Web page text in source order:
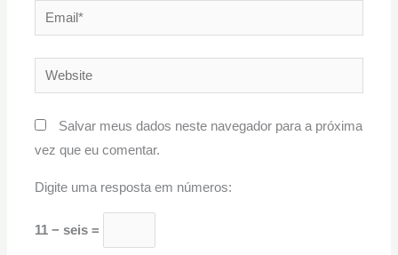
Email*
Website
Salvar meus dados neste navegador para a próxima
vez que eu comentar.
Digite uma resposta em números:
11 − seis =